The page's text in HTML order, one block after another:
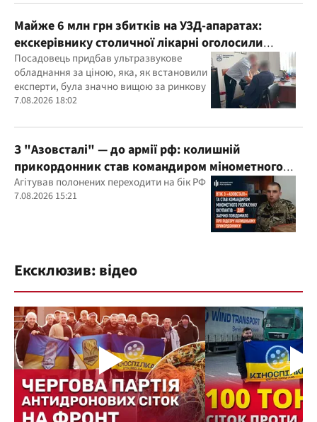
Майже 6 млн грн збитків на УЗД-апаратах:
екскерівнику столичної лікарні оголосили
підозру
Посадовець придбав ультразвукове
обладнання за ціною, яка, як встановили
експерти, була значно вищою за ринкову
7.08.2026 18:02
З "Азовсталі" — до армії рф: колишній
прикордонник став командиром мінометного
розрахунку окупантів
Агітував полонених переходити на бік РФ
7.08.2026 15:21
Ексклюзив: відео